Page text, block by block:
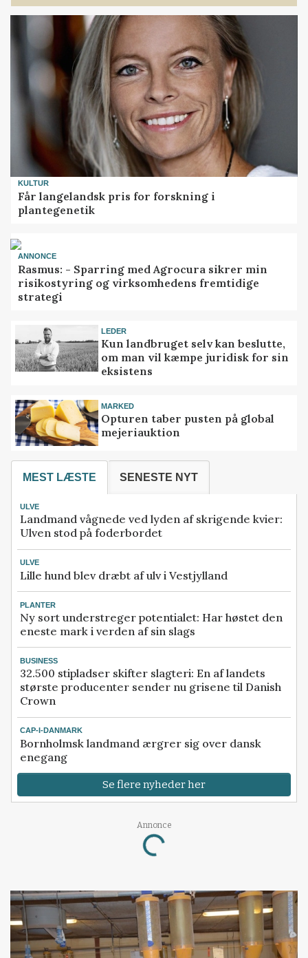
KULTUR
Får langelandsk pris for forskning i
plantegenetik
ANNONCE
Rasmus: - Sparring med Agrocura sikrer min
risikostyring og virksomhedens fremtidige
strategi
LEDER
Kun landbruget selv kan beslutte,
om man vil kæmpe juridisk for sin
eksistens
MARKED
Opturen taber pusten på global
mejeriauktion
MEST LÆSTE SENESTE NYT
ULVE
Landmand vågnede ved lyden af skrigende kvier:
Ulven stod på foderbordet
ULVE
Lille hund blev dræbt af ulv i Vestjylland
PLANTER
Ny sort understreger potentialet: Har høstet den
eneste mark i verden af sin slags
BUSINESS
32.500 stipladser skifter slagteri: En af landets
største producenter sender nu grisene til Danish
Crown
CAP-I-DANMARK
Bornholmsk landmand ærgrer sig over dansk
enegang
Se flere nyheder her
Annonce
Loading...